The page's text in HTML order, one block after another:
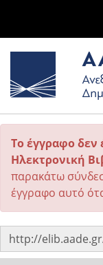
Το έγγραφο δεν
Ηλεκτρονική
παρακάτω
έγγραφο αυτό